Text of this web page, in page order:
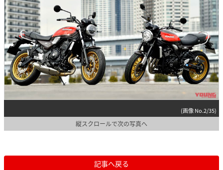
(画像 No.2/35)
縦スクロールで次の写真へ
記事へ戻る